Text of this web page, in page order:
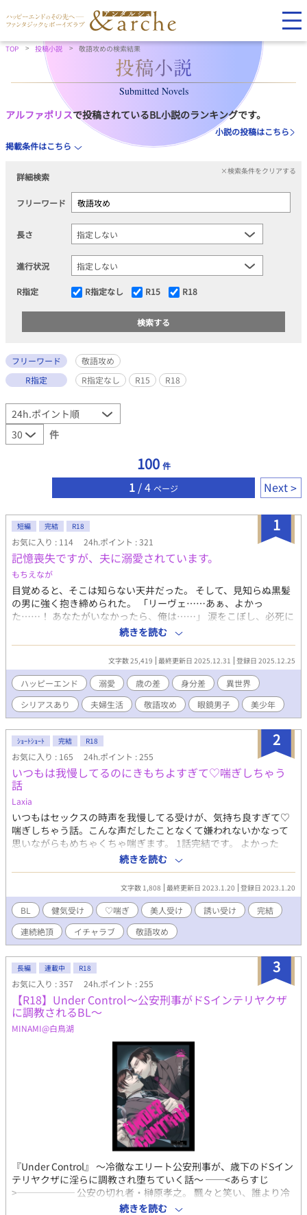
TOP 投稿小説 敬語攻めの検索結果
Submitted Novels
アルファポリスで投稿されているBL小説のランキングです。
小説の投稿はこちら
掲載条件はこちら
詳細検索
×検索条件をクリアする
フリーワード
長さ
進行状況
R指定 R指定なし R15 R18
フリーワード
敬語攻め
R指定
R指定なし R15 R18
件
100 件
1 / 4 ページ Next
1
短編 完結 R18
お気に入り : 114 24h.ポイント : 321
記憶喪失ですが、夫に溺愛されています。
もちえなが
目覚めると、そこは知らない天井だった。 そして、見知らぬ黒髪
の男に強く抱き締められた。 「リーヴェ……あぁ、よかっ
た……！ あなたがいなかったら、俺は……」 涙をこぼし、必死に
縋ってくる彼――オルフェは、自分の“夫”だという。 だが主人
公・リーヴェには、彼との記憶が一切なかった。 「記憶などどう
でも良い。 貴方が健やかに生きてくれれば俺はそれだけで良い」
溺愛、過保護、甘やかし―― 夫・オルフェに沢山の愛を注がれな
がら過ごす幸せな日々。 けれど、失われた記憶の先には、 オルフ
ェの語ろうとしない“過去”が隠されていて――。 記憶喪失から始
まる、 甘くて切ない再恋物語。 スパダリ黒髪眼鏡攻め × 金髪美
少年受け。
続きを読む
文字数 25,419 最終更新日 2025.12.31 登録日 2025.12.25
ハッピーエンド 溺愛 歳の差 身分差
異世界
シリアスあり
夫婦生活 敬語攻め 眼鏡男子 美少年
2
ｼｮｰﾄｼｮｰﾄ 完結 R18
お気に入り : 165 24h.ポイント : 255
いつもは我慢してるのにきもちよすぎて♡喘ぎしちゃう
話
Laxia
いつもはセックスの時声を我慢してる受けが、気持ち良すぎて♡
喘ぎしちゃう話。こんな声だしたことなくて嫌われないかなって
思いながらもめちゃくちゃ喘ぎます。 1話完結です。 よかった
ら、R-18のBL連載してますのでそちらも見てくださるととっても
嬉しいです！
続きを読む
文字数 1,808 最終更新日 2023.1.20 登録日 2023.1.20
BL 健気受け ♡喘ぎ 美人受け 誘い受け
完結
連続絶頂
イチャラブ 敬語攻め
3
長編 連載中 R18
お気に入り : 357 24h.ポイント : 255
【R18】Under Control〜公安刑事がドSインテリヤクザ
に調教されるBL〜
MINAMI@白鳥湖
『Under Control』 〜冷徹なエリート公安刑事が、歳下のドSイン
テリヤクザに淫らに調教され堕ちていく話〜 ──<あらすじ
>────── 公安の切れ者・榊原孝之。 飄々と笑い、誰より冷
静に、他人を“手駒”として扱ってきた支配者。 ――その男が、い
続きを読む